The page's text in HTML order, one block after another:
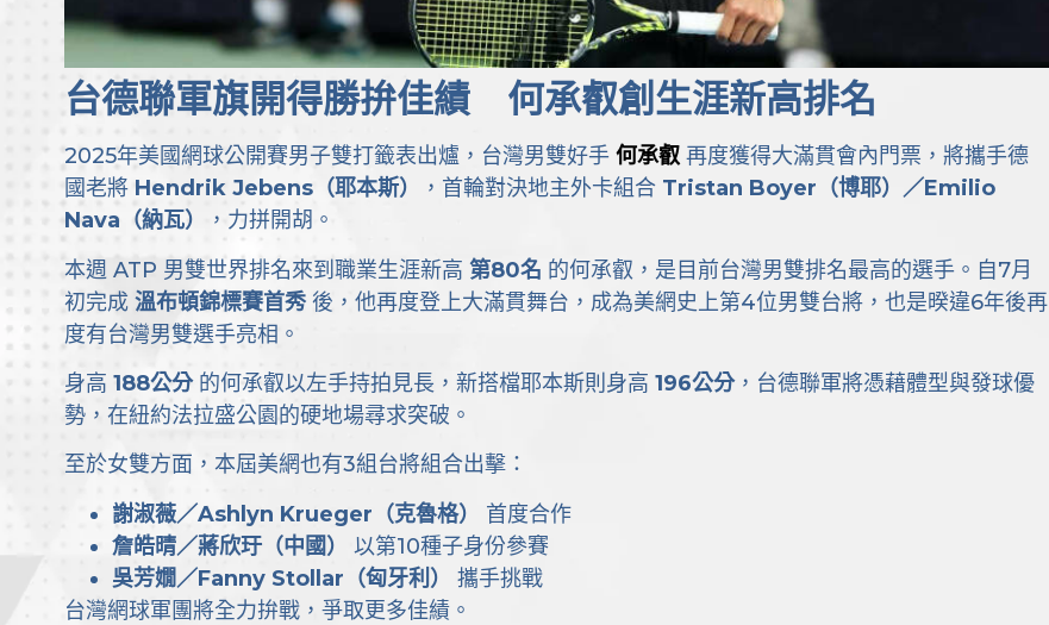
台德聯軍旗開得勝拚佳績 何承叡創生涯新高排名
2025年美國網球公開賽男子雙打籤表出爐，台灣男雙好手 何承叡再度獲得大滿貫會內門票，將攜手德
國老將 Hendrik Jebens（耶本斯） ，首輪對決地主外卡組合 Tristan Boyer（博耶）／Emilio
Nava（納瓦）
，力拼開胡。
本週 ATP 男雙世界排名來到職業生涯新高 第80名 的何承叡，是目前台灣男雙排名最高的選手。自7月
初完成 溫布頓錦標賽首秀後，他再度登上大滿貫舞台，成為美網史上第4位男雙台將，也是暌違6年後再
度有台灣男雙選手亮相。
身高 188公分的何承叡以左手持拍見長，新搭檔耶本斯則身高 196公分，台德聯軍將憑藉體型與發球優
勢，在紐約法拉盛公園的硬地場尋求突破。
至於女雙方面，本屆美網也有3組台將組合出擊：
謝淑薇／Ashlyn Krueger（克魯格）
首度合作
詹皓晴／蔣欣玗（中國）
以第10種子身份參賽
吳芳嫺／Fanny Stollar（匈牙利）
攜手挑戰
台灣網球軍團將全力拚戰，爭取更多佳績。